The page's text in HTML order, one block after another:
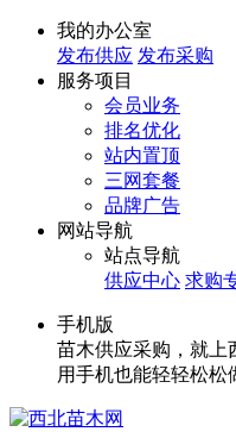
我的办公室
发布供应 发布采购
服务项目
会员业务
排名优化
站内置顶
三网套餐
品牌广告
网站导航
站点导航
供应中心 求购
手机版
苗木供应采购，就上
用手机也能轻轻松松